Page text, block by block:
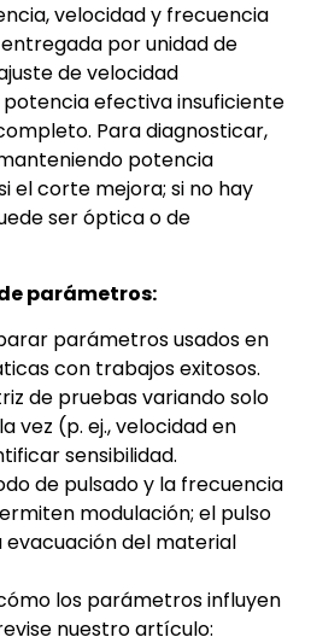
velocidad y frecuencia
por unidad de
de velocidad
efectiva insuficiente
Para diagnosticar,
potencia
el corte mejora; si no hay
ser óptica o de
parámetros:
parámetros usados en
con trabajos exitosos.
de pruebas variando solo
vez (p. ej., velocidad en
sensibilidad.
de pulsado y la frecuencia
modulación; el pulso
del material
los parámetros influyen
nuestro artículo: